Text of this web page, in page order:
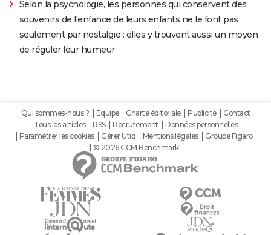
Selon la psychologie, les personnes qui conservent des
souvenirs de l'enfance de leurs enfants ne le font pas
seulement par nostalgie : elles y trouvent aussi un moyen
de réguler leur humeur
Qui sommes-nous ? Equipe Charte éditoriale Publicité
Contact
Tous les articles
RSS Recrutement
Données personnelles
Paramétrer les cookies
Gérer Utiq Mentions légales
Groupe Figaro
© 2026 CCM Benchmark